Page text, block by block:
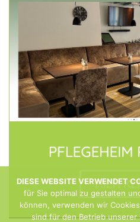
DIESE WEBSITE VERWENDET
für Sie optimal zu gestalten
können, verwenden wir
sind für den Betrieb unserer